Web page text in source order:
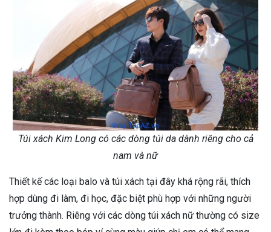
Túi xách Kim Long có các dòng túi da dành riêng cho cả
nam và nữ
Thiết kế các loại balo và túi xách tại đây khá rộng rãi, thích
hợp dùng đi làm, đi học, đặc biệt phù hợp với những người
trưởng thành. Riêng với các dòng túi xách nữ thường có size